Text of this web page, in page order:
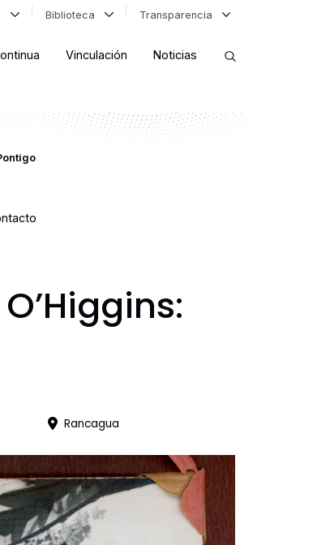
Biblioteca Transparencia
Vinculación Noticias
Rancagua